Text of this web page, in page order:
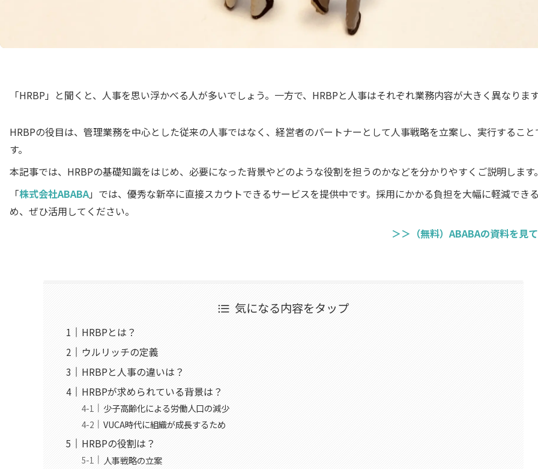
「HRBP」と聞くと、人事を思い浮かべる人が多いでしょう。一方で、HRBPと人事はそれぞれ業務内容が大きく異なりま
HRBPの役目は、管理業務を中心とした従来の人事ではなく、経営者のパートナーとして人事戦略を立案し、実行すること
す。
本記事では、HRBPの基礎知識をはじめ、必要になった背景やどのような役割を担うのかなどを分かりやすくご説明します
「株式会社ABABA」では、優秀な新卒に直接スカウトできるサービスを提供中です。採用にかかる負担を大幅に軽減でき
め、ぜひ活用してください。
＞＞（無料）ABABAの資料を見
気になる内容をタップ
HRBPとは？
ウルリッチの定義
HRBPと人事の違いは？
HRBPが求められている背景は？
少子高齢化による労働人口の減少
VUCA時代に組織が成長するため
HRBPの役割は？
人事戦略の立案